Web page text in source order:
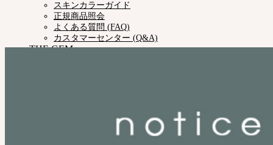
スキンカラーガイド
正規商品照会
よくある質問 (FAQ)
カスタマーセンター (Q&A)
THE GEM